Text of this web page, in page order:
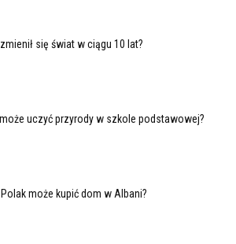
się świat w ciągu 10 lat?
uczyć przyrody w szkole podstawowej?
może kupić dom w Albani?